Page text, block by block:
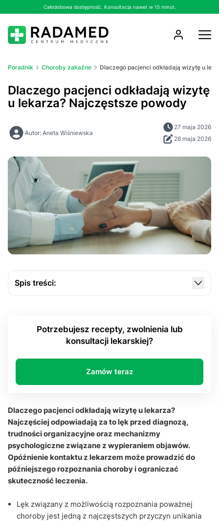
Całodobowa dostępność. Konsultacja nawet w 15 minut.
Poradnik Choroby zakaźne Dlaczego pacjenci odkładają wizytę u
Dlaczego pacjenci odkładają wizytę
u lekarza? Najczęstsze powody
Autor: Aneta Wiśniewska
27 maja 2026
28 maja 2026
Spis treści:
Jak lęk przed diagnozą wpływa na leczenie?
Czy kolejki i biurokracja zniechęcają do kontaktu z
lekarzem?
Dlaczego szybka reakcja na objawy ma znaczenie?
Potrzebujesz recepty, zwolnienia lub
konsultacji lekarskiej?
Zamów teraz
Dlaczego pacjenci odkładają wizytę u lekarza?
Najczęściej odpowiadają za to lęk przed diagnozą,
trudności organizacyjne oraz mechanizmy
psychologiczne związane z wypieraniem objawów.
Opóźnienie kontaktu z lekarzem może prowadzić do
późniejszego rozpoznania choroby i ograniczać
skuteczność leczenia.
Lęk związany z możliwością rozpoznania poważnej
choroby jest jedną z najczęstszych przyczyn unikania